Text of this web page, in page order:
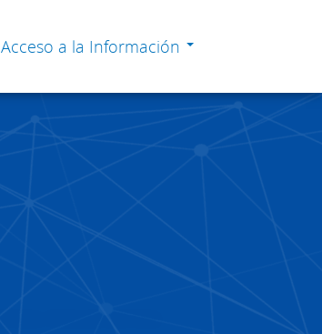
Acceso a la Información